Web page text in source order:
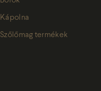
Kápolna
Szőlőmag termékek